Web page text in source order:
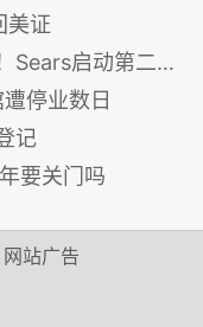
美证
启动第二轮关店潮
停业数日
记
要关门吗
网站广告